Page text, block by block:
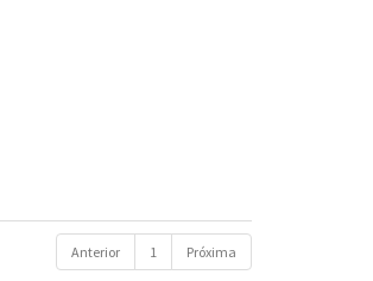
Anterior 1 Próxima